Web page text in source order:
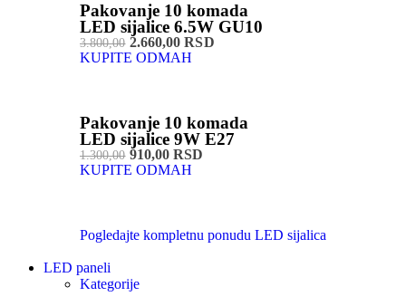
Pakovanje 10 komada
LED sijalice 6.5W GU10
3.800,002.660,00 RSD
KUPITE ODMAH
Pakovanje 10 komada
LED sijalice 9W E27
1.300,00910,00 RSD
KUPITE ODMAH
Pogledajte kompletnu ponudu LED sijalica
LED paneli
Kategorije